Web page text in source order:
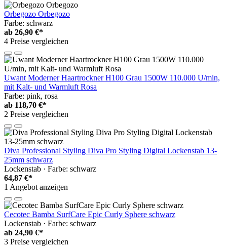
Orbegozo Orbegozo
Farbe: schwarz
ab 26,90 €*
4 Preise vergleichen
Uwant Moderner Haartrockner H100 Grau 1500W 110.000 U/min,
mit Kalt- und Warmluft Rosa
Farbe: pink, rosa
ab 118,70 €*
2 Preise vergleichen
Diva Professional Styling Diva Pro Styling Digital Lockenstab 13-
25mm schwarz
Lockenstab · Farbe: schwarz
64,87 €*
1 Angebot anzeigen
Cecotec Bamba SurfCare Epic Curly Sphere schwarz
Lockenstab · Farbe: schwarz
ab 24,90 €*
3 Preise vergleichen